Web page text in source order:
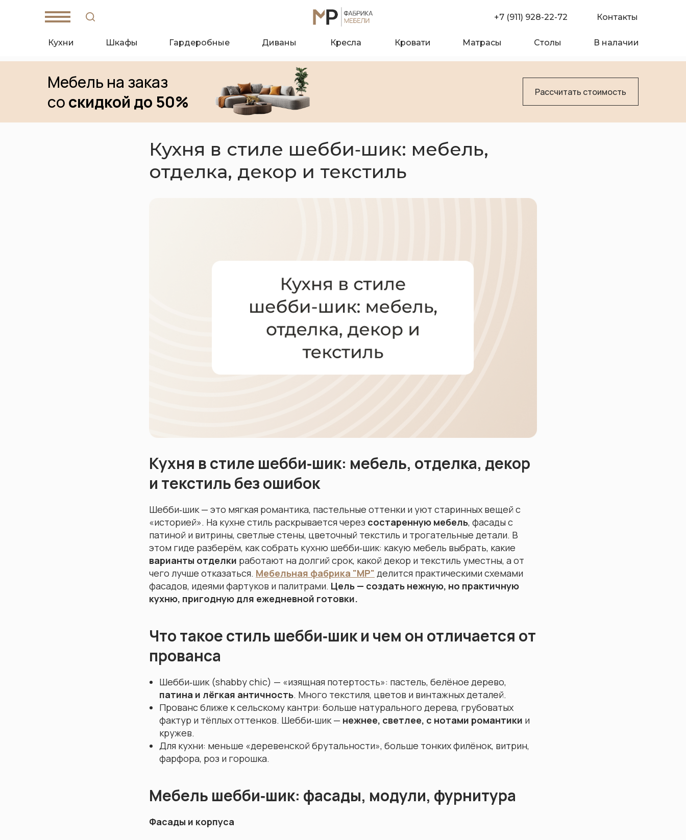
Покупателю
Кровати
Диваны Кресла
Кухни Шкафы Гардеробные Диваны Кресла Кровати Матрасы Столы В налачии
Контакты
+7 (911) 928-22-72
Мебель на заказ
соскидкой до 50% Рассчитать стоимость
Кухня в стиле шебби‑шик: мебель,
отделка, декор и текстиль
Кухня в стиле шебби‑шик: мебель, отделка, декор
и текстиль без ошибок
Шебби‑шик — это мягкая романтика, пастельные оттенки и уют старинных вещей с
«историей». На кухне стиль раскрывается через состаренную мебель, фасады с
патиной и витрины, светлые стены, цветочный текстиль и трогательные детали. В
этом гиде разберём, как собрать кухню шебби‑шик: какую мебель выбрать, какие
варианты отделки работают на долгий срок, какой декор и текстиль уместны, а от
чего лучше отказаться. Мебельная фабрика "МР" делится практическими схемами
фасадов, идеями фартуков и палитрами. Цель — создать нежную, но практичную
кухню, пригодную для ежедневной готовки.
Что такое стиль шебби‑шик и чем он отличается от
прованса
Шебби‑шик (shabby chic) — «изящная потертость»: пастель, белёное дерево,
патина и лёгкая античность. Много текстиля, цветов и винтажных деталей.
Прованс ближе к сельскому кантри: больше натурального дерева, грубоватых
фактур и тёплых оттенков. Шебби‑шик — нежнее, светлее, с нотами романтики и
кружев.
Для кухни: меньше «деревенской брутальности», больше тонких филёнок, витрин,
фарфора, роз и горошка.
Мебель шебби‑шик: фасады, модули, фурнитура
Фасады и корпуса